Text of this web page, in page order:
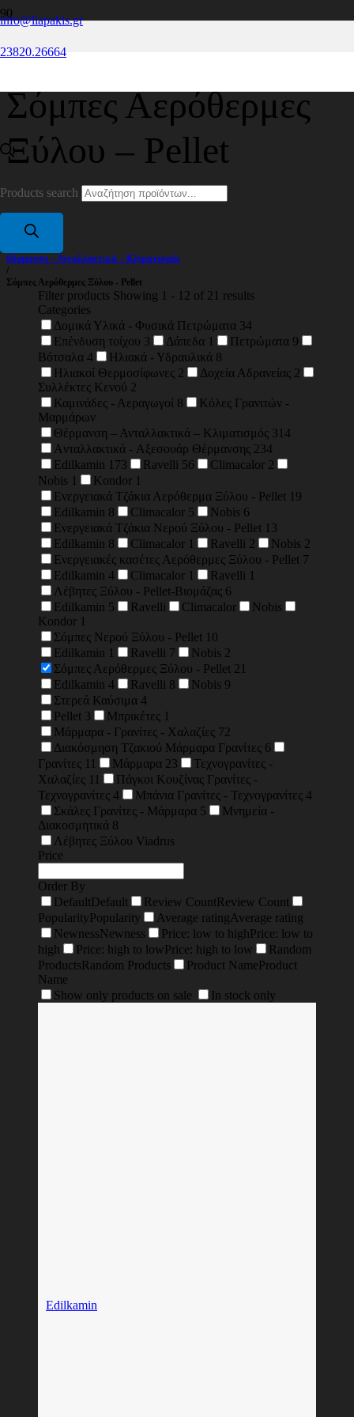
info@liapakis.gr
23820.26664
Products search
Σόμπες Αερόθερμες
Ξύλου – Pellet
Home
Θέρμανση – Ανταλλακτικά – Κλιματισμός
/
Σόμπες Αερόθερμες Ξύλου - Pellet
Filter products Showing 1 - 12 of 21 results
Categories
Δομικά Υλικά - Φυσικά Πετρώματα 34
Επένδυση τοίχου 3 Δάπεδα 1 Πετρώματα 9
Βότσαλα 4 Ηλιακά - Υδραυλικά 8
Ηλιακοί Θερμοσίφωνες 2 Δοχεία Αδρανείας 2
Συλλέκτες Κενού 2
Καμινάδες - Αεραγωγοί 8
Κόλες Γρανιτών -
Μαρμάρων
Θέρμανση – Ανταλλακτικά – Κλιματισμός 314
Aνταλλακτικά - Aξεσουάρ Θέρμανσης 234
Edilkamin 173 Ravelli 56 Climacalor 2
Nobis 1 Kondor 1
Ενεργειακά Τζάκια Αερόθερμα Ξύλου - Pellet 19
Edilkamin 8 Climacalor 5 Nobis 6
Ενεργειακά Τζάκια Νερού Ξύλου - Pellet 13
Edilkamin 8 Climacalor 1 Ravelli 2 Nobis 2
Ενεργειακές κασέτες Αερόθερμες Ξύλου - Pellet 7
Edilkamin 4 Climacalor 1 Ravelli 1
Λέβητες Ξύλου - Pellet-Βιομάζας 6
Εdilkamin 5 Ravelli Climacalor
Nobis
Κondor 1
Σόμπες Νερού Ξύλου - Pellet 10
Edilkamin 1 Ravelli 7 Nobis 2
Σόμπες Αερόθερμες Ξύλου - Pellet 21
Edilkamin 4 Ravelli 8 Nobis 9
Στερεά Καύσιμα 4
Pellet 3 Μπρικέτες 1
Μάρμαρα - Γρανίτες - Χαλαζίες 72
Διακόσμηση Τζακιού Μάρμαρα Γρανίτες 6
Γρανίτες 11 Μάρμαρα 23
Τεχνογρανίτες -
Χαλαζίες 11
Πάγκοι Κουζίνας Γρανίτες -
Τεχνογρανίτες 4 Μπάνια Γρανίτες - Τεχνογρανίτες 4
Σκάλες Γρανίτες - Μάρμαρα 5
Μνημεία -
Διακοσμητικά 8
Λέβητες Ξύλου Viadrus
Price
Order By
DefaultDefault Review CountReview Count
PopularityPopularity Average ratingAverage rating
NewnessNewness Price: low to highPrice: low to
high
Price: high to lowPrice: high to low
Random
ProductsRandom Products Product NameProduct
Name
Show only products on sale
In stock only
Edilkamin